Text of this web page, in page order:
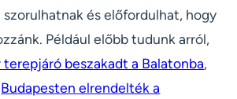
és előfordulhat, hogy
Például előbb tudunk arról,
beszakadt a Balatonba,
Budapesten elrendelték a